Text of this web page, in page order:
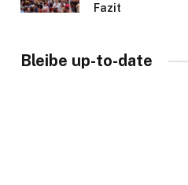
Fazit
Bleibe up-to-date